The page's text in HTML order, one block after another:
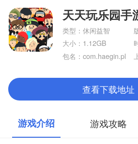
天天玩乐园手
类型：休闲益智
大小：1.12GB
包名：com.haegin.pl
查看下载地址
游戏介绍 游戏攻略